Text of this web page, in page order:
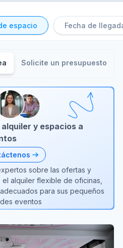
espacio Fecha de
Solicite un presupuesto
y espacios a
sobre las ofertas y
alquiler flexible de oficinas,
para sus pequeños
eventos